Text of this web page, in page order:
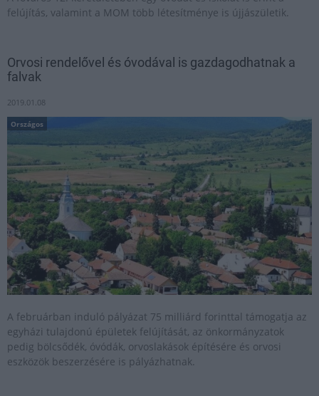
felújítás, valamint a MOM több létesítménye is újjászületik.
Orvosi rendelővel és óvodával is gazdagodhatnak a
falvak
2019.01.08
Országos
A februárban induló pályázat 75 milliárd forinttal támogatja az
egyházi tulajdonú épületek felújítását, az önkormányzatok
pedig bölcsődék, óvódák, orvoslakások építésére és orvosi
eszközök beszerzésére is pályázhatnak.